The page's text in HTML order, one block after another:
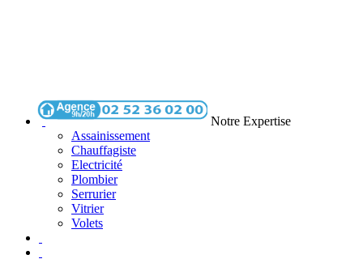
Notre Expertise
Assainissement
Chauffagiste
Electricité
Plombier
Serrurier
Vitrier
Volets